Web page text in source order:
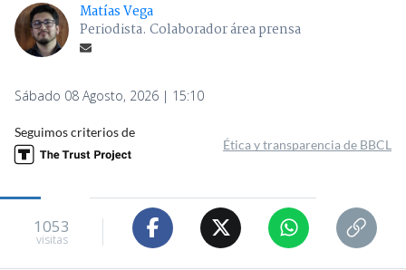
Matías Vega
Periodista. Colaborador área prensa
Sábado 08 Agosto, 2026 | 15:10
Seguimos criterios de
Ética y transparencia de BBCL
1053
visitas